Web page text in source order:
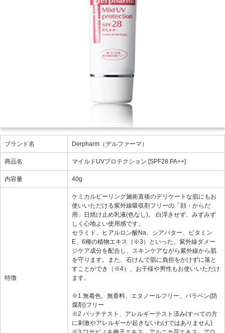
ブランド名 Derpharm（デルファーマ）
商品名 マイルドUVプロテクション [SPF28 PA++]
内容量 40g
特徴
ケミカルピーリング施術直後のデリケートな肌にもお
使いいただける紫外線吸収剤フリーの「顔・からだ
用」日焼け止め乳液(色なし)。 白浮きせず、みずみず
しく心地よい使用感です。
セラミド、ヒアルロン酸Na、シアバター、ビタミン
E、6種の植物エキス（※3）といった、紫外線ダメー
ジケア成分を配合し、スキンケアながら紫外線から肌
を守ります。また、石けんで肌に負担をかけずに落と
すことができ（※4）、お子様や男性もお使いいただけ
ます。
※1 無着色、無香料、エタノールフリー、パラベン(防
腐剤)フリー
※2 パッチテスト、アレルギーテスト済み(すべての方
に刺激やアレルギーが起きないわけではありません)